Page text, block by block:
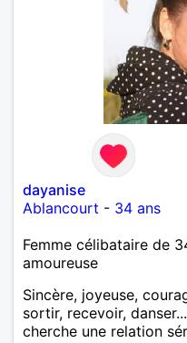
dayanise
Ablancourt - 34 ans
Femme célibataire de
amoureuse
Sincère, joyeuse,
sortir, recevoir,
cherche une relation